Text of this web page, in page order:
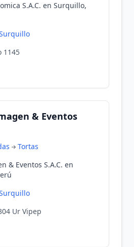
S.A.C. en Surquillo,
1145
& Eventos
Tortas
& Eventos S.A.C. en
Ur Vipep